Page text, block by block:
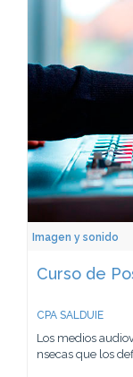
Imagen y sonido
Curso de
CPA SALDUIE
Los medios
nsecas que los